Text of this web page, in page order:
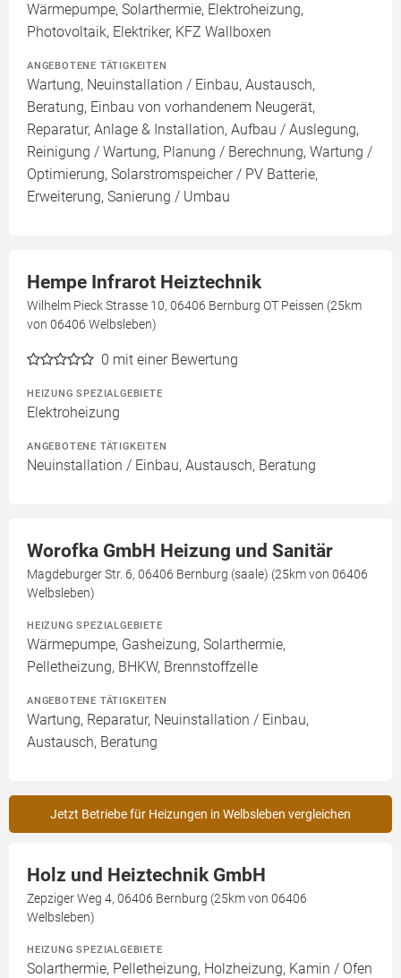
Wärmepumpe, Solarthermie, Elektroheizung,
Photovoltaik, Elektriker, KFZ Wallboxen
ANGEBOTENE TÄTIGKEITEN
Wartung, Neuinstallation / Einbau, Austausch,
Beratung, Einbau von vorhandenem Neugerät,
Reparatur, Anlage & Installation, Aufbau / Auslegung,
Reinigung / Wartung, Planung / Berechnung, Wartung /
Optimierung, Solarstromspeicher / PV Batterie,
Erweiterung, Sanierung / Umbau
Hempe Infrarot Heiztechnik
Wilhelm Pieck Strasse 10, 06406 Bernburg OT Peissen (25km
von 06406 Welbsleben)
0 mit einer Bewertung
HEIZUNG SPEZIALGEBIETE
Elektroheizung
ANGEBOTENE TÄTIGKEITEN
Neuinstallation / Einbau, Austausch, Beratung
Worofka GmbH Heizung und Sanitär
Magdeburger Str. 6, 06406 Bernburg (saale) (25km von 06406
Welbsleben)
HEIZUNG SPEZIALGEBIETE
Wärmepumpe, Gasheizung, Solarthermie,
Pelletheizung, BHKW, Brennstoffzelle
ANGEBOTENE TÄTIGKEITEN
Wartung, Reparatur, Neuinstallation / Einbau,
Austausch, Beratung
Jetzt Betriebe für Heizungen in Welbsleben vergleichen
Holz und Heiztechnik GmbH
Zepziger Weg 4, 06406 Bernburg (25km von 06406
Welbsleben)
HEIZUNG SPEZIALGEBIETE
Solarthermie, Pelletheizung, Holzheizung, Kamin / Ofen